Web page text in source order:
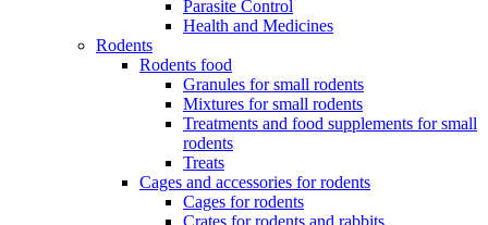
Parasite Control
Health and Medicines
Rodents
Rodents food
Granules for small rodents
Mixtures for small rodents
Treatments and food supplements for small
rodents
Treats
Cages and accessories for rodents
Cages for rodents
Сrates for rodents and rabbits